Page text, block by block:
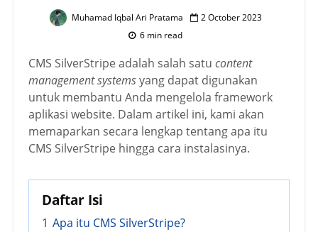
Muhamad Iqbal Ari Pratama
2 October 2023
6 min read
CMS SilverStripe adalah salah satu content
management systemsyang dapat digunakan
untuk membantu Anda mengelola framework
aplikasi website. Dalam artikel ini, kami akan
memaparkan secara lengkap tentang apa itu
CMS SilverStripe hingga cara instalasinya.
Daftar Isi
1 Apa itu CMS SilverStripe?